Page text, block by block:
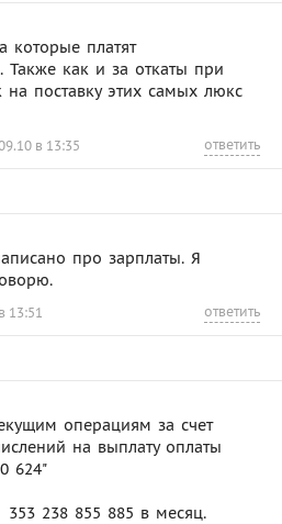
которые платят
Также как и за откаты при
поставку этих самых люкс
в 13:35 ответить
про зарплаты. Я
13:51 ответить
операциям за счет
на выплату оплаты
624"
353 238 855 885 в месяц.